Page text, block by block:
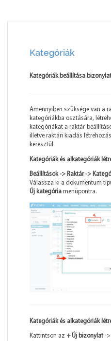
Kategóriák
Kategóriák beállítása
Amennyiben szüksége van a
kategóriákba osztására,
kategóriákat a raktár-
illetve raktári kiadás
keresztül.
Kategóriák és alkategóriák
Beállítások -> Raktár ->
Válassza ki a dokumentum
Új kategória menüpontra.
Kategóriák és alkategóriák
Kattintson az + Új bizonylat-